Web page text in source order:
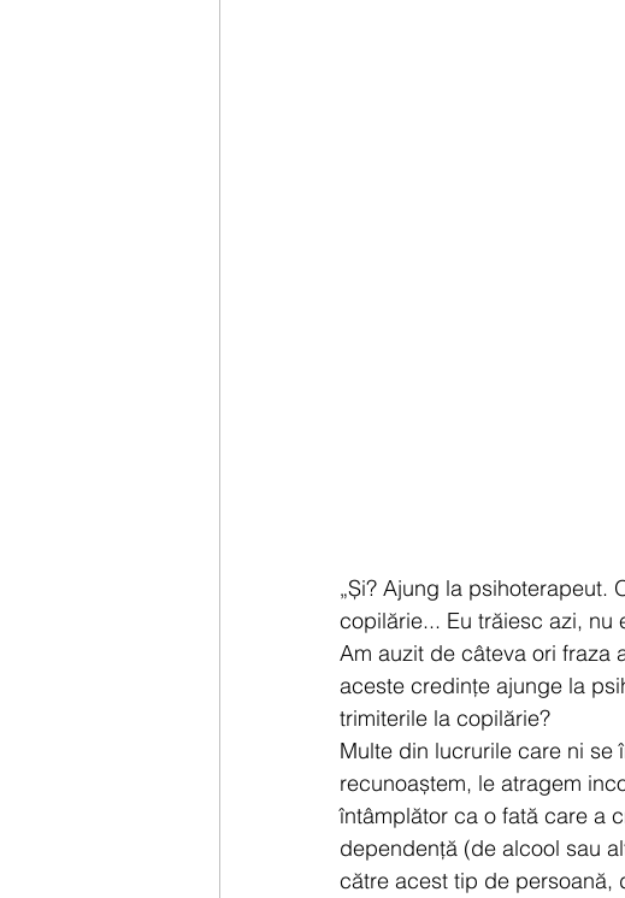
„Și? Ajung la psihoterapeut.
copilărie... Eu trăiesc azi, nu
Am auzit de câteva ori fraza
aceste credințe ajunge la
trimiterile la copilărie?
Multe din lucrurile care ni
recunoaștem, le atragem
întâmplător ca o fată care a
dependență (de alcool sau
către acest tip de persoană,